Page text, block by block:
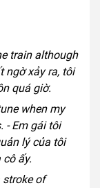
train although
ngờ xảy ra, tôi
quá giờ.
when my
- Em gái tôi
lý của tôi
ấy.
stroke of